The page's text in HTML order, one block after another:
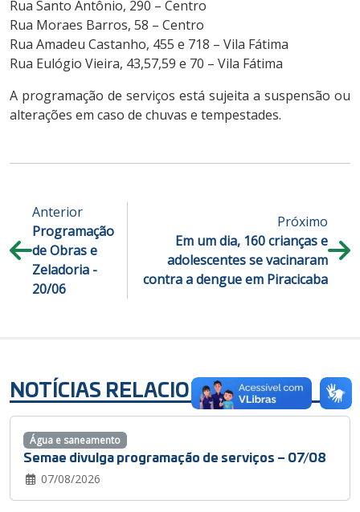
Rua Santo Antônio, 290 – Centro
Rua Moraes Barros, 58 – Centro
Rua Amadeu Castanho, 455 e 718 – Vila Fátima
Rua Eulógio Vieira, 43,57,59 e 70 – Vila Fátima
A programação de serviços está sujeita a suspensão ou
alterações em caso de chuvas e tempestades.
Anterior
Programação
de Obras e
Zeladoria -
20/06
Próximo
Em um dia, 160 crianças e
adolescentes se vacinaram
contra a dengue em Piracicaba
NOTÍCIAS RELACIONADAS
Semae divulga programação de serviços – 07/08
07/08/2026
Água e saneamento